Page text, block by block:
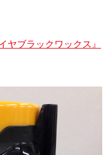
ヤブラックワックス』